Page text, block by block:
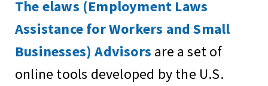
The elaws (Employment Laws
Assistance for Workers and Small
Businesses) Advisors are a set of
online tools developed by the U.S.